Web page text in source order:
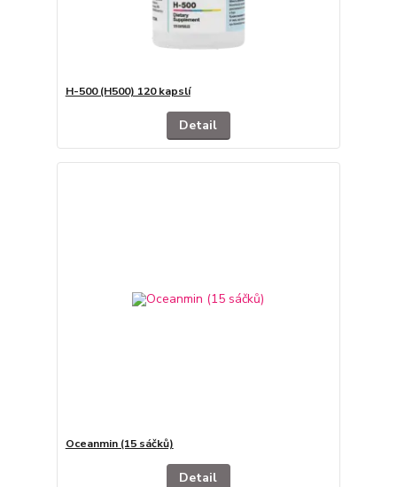
H-500 (H500) 120 kapslí
Detail
Oceanmin (15 sáčků)
Detail